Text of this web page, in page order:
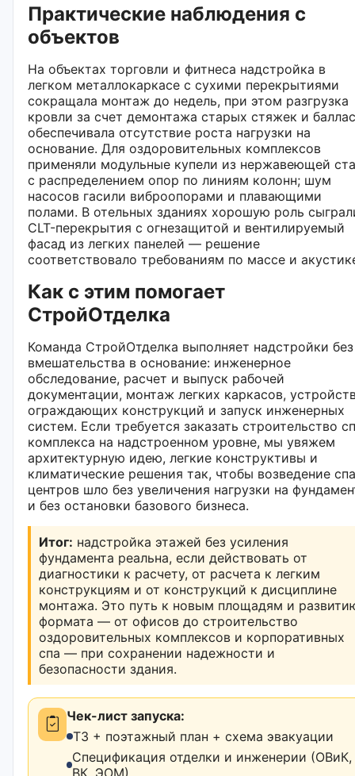
Практические наблюдения с
объектов
На объектах торговли и фитнеса надстройка в
легком металлокаркасе с сухими перекрытиями
сокращала монтаж до недель, при этом разгрузка
кровли за счет демонтажа старых стяжек и
обеспечивала отсутствие роста нагрузки на
основание. Для оздоровительных комплексов
применяли модульные купели из нержавеющей
с распределением опор по линиям колонн; шум
насосов гасили виброопорами и плавающими
полами. В отельных зданиях хорошую роль
CLT-перекрытия с огнезащитой и вентилируемый
фасад из легких панелей — решение
соответствовало требованиям по массе и
Как с этим помогает
СтройОтделка
Команда СтройОтделка выполняет надстройки без
вмешательства в основание: инженерное
обследование, расчет и выпуск рабочей
документации, монтаж легких каркасов,
ограждающих конструкций и запуск инженерных
систем. Если требуется заказать строительство
комплекса на надстроенном уровне, мы увяжем
архитектурную идею, легкие конструктивы и
климатические решения так, чтобы возведение спа
центров шло без увеличения нагрузки на
и без остановки базового бизнеса.
Итог: надстройка этажей без усиления
фундамента реальна, если действовать от
диагностики к расчету, от расчета к легким
конструкциям и от конструкций к дисциплине
монтажа. Это путь к новым площадям и
формата — от офисов до строительство
оздоровительных комплексов и корпоративных
спа — при сохранении надежности и
безопасности здания.
Чек-лист запуска:
ТЗ + поэтажный план + схема эвакуации
Спецификация отделки и инженерии (ОВиК,
ВК, ЭОМ)